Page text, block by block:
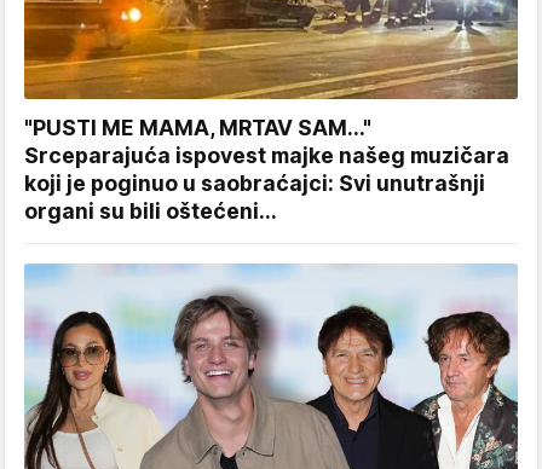
"PUSTI ME MAMA, MRTAV SAM..."
Srceparajuća ispovest majke našeg muzičara
koji je poginuo u saobraćajci: Svi unutrašnji
organi su bili oštećeni...